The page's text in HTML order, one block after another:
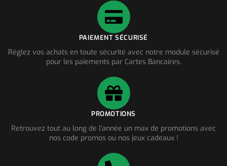
PAIEMENT SÉCURISÉ
Réglez vos achats en toute sécurité avec notre module sécurisé
pour les paiements par Cartes Bancaires.
PROMOTIONS
Retrouvez tout au long de l'année un max de promotions avec
nos code promos ou nos jeux cadeaux !